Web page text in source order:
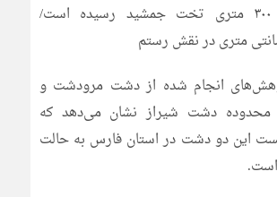
فرونشست به ۳۰۰ متری تخت جمشید رسیده است/
انجام شده از دشت مرودشت و
محدوده دشت شیراز نشان می‌دهد که
این دو دشت در استان فارس به حالت